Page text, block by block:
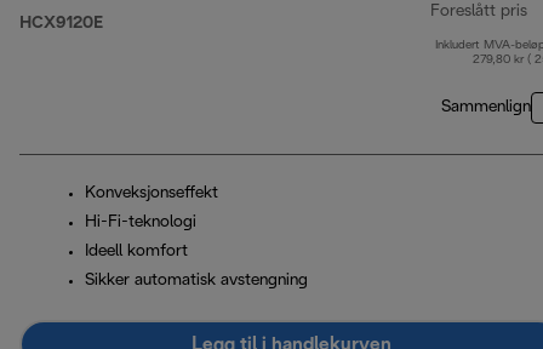
HCX9120E
Foreslått pris
Inkludert MVA-
279,80 kr (
Sammenlign
Konveksjonseffekt
Hi-Fi-teknologi
Ideell komfort
Sikker automatisk avstengning
Legg til i handlekurven